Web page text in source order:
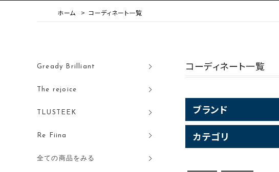
コーディネート一覧
Gready Brilliant
The rejoice
TLUSTEEK
Re Fiina
全ての商品をみる
コーディネート一覧
ブランド
カテゴリ